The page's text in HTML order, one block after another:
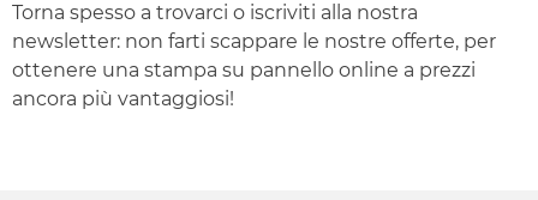
Torna spesso a trovarci o iscriviti alla nostra
newsletter: non farti scappare le nostre offerte, per
ottenere una stampa su pannello online a prezzi
ancora più vantaggiosi!